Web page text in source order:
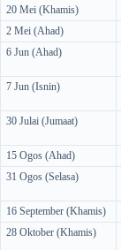
20 Mei (Khamis)
2 Mei (Ahad)
6 Jun (Ahad)
7 Jun (Isnin)
30 Julai (Jumaat)
15 Ogos (Ahad)
31 Ogos (Selasa)
16 September (Khamis)
28 Oktober (Khamis)